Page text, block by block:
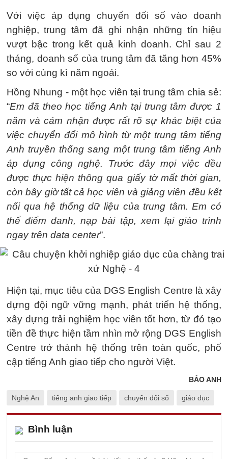
Với việc áp dụng chuyển đổi số vào doanh
nghiệp, trung tâm đã ghi nhận những tín hiệu
vượt bậc trong kết quả kinh doanh. Chỉ sau 2
tháng, doanh số của trung tâm đã tăng hơn 45%
so với cùng kì năm ngoái.
Hồng Nhung - một học viên tại trung tâm chia sẻ:
“Em đã theo học tiếng Anh tại trung tâm được 1
năm và cảm nhận được rất rõ sự khác biệt của
việc chuyển đổi mô hình từ một trung tâm tiếng
Anh truyền thống sang một trung tâm tiếng Anh
áp dụng công nghệ. Trước đây mọi việc đều
được thực hiện thông qua giấy tờ mất thời gian,
còn bây giờ tất cả học viên và giảng viên đều kết
nối qua hệ thống dữ liệu của trung tâm. Em có
thể điểm danh, nạp bài tập, xem lại giáo trình
ngay trên data center”.
Hiện tại, mục tiêu của DGS English Centre là xây
dựng đội ngữ vững mạnh, phát triển hệ thống,
xây dựng trải nghiệm học viên tốt hơn, từ đó tạo
tiền đề thực hiện tầm nhìn mở rộng DGS English
Centre trở thành hệ thống trên toàn quốc, phổ
cập tiếng Anh giao tiếp cho người Việt.
BẢO ANH
Nghệ An tiếng anh giao tiếp chuyển đổi số giáo dục
Bình luận